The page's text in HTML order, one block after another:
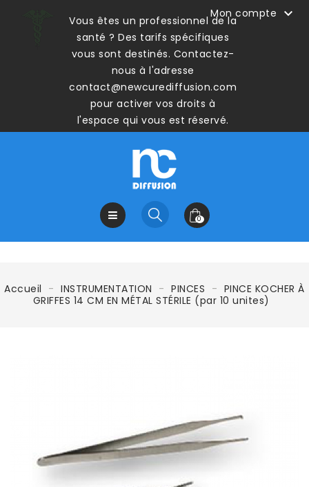
Vous êtes un professionnel de la
santé ? Des tarifs spécifiques
vous sont destinés. Contactez-
nous à l'adresse
contact@newcurediffusion.com
pour activer vos droits à
l'espace qui vous est réservé.
Mon compte 
0
Accueil INSTRUMENTATION PINCES
PINCE KOCHER À
GRIFFES 14 CM EN MÉTAL STÉRILE (par 10 unites)